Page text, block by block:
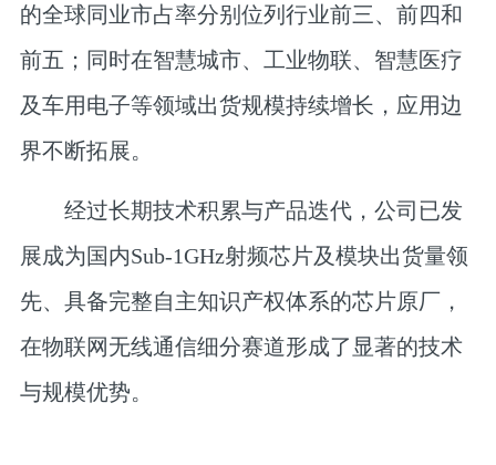
的全球同业市占率分别位列行业前三、前四和
前五 ；同时在智慧城市、工业物联、智慧医疗
及车用电子等领域出货规模持续增长，应用边
界不断拓展。
经过长期技术积累与产品迭代，公司已发
展成为国内Sub-1GHz射频芯片及模块出货量领
先、具备完整自主知识产权体系的芯片原厂，
在物联网无线通信细分赛道形成了显著的技术
与规模优势。